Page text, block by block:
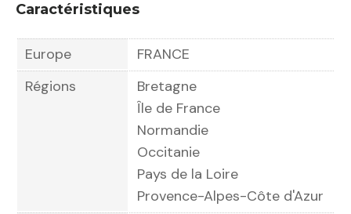
Caractéristiques
Europe
FRANCE
Régions
Bretagne
Île de France
Normandie
Occitanie
Pays de la Loire
Provence-Alpes-Côte d'Azur